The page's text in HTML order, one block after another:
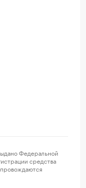
Федеральной
средства